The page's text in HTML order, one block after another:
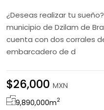
¿Deseas realizar tu
municipio de Dzilam de
cuenta con dos corrales
embarcadero de d
$26,000MXN
9,890,000m2